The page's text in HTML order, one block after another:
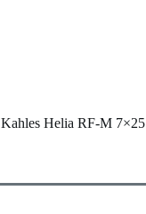
Kahles Helia RF-M 7×25